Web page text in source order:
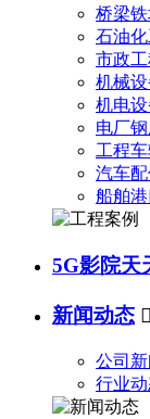
桥梁
石油
市政
机械
机电
电厂钢
工程
汽车
船舶港
5G影院天
新闻动态 
公司新
行业